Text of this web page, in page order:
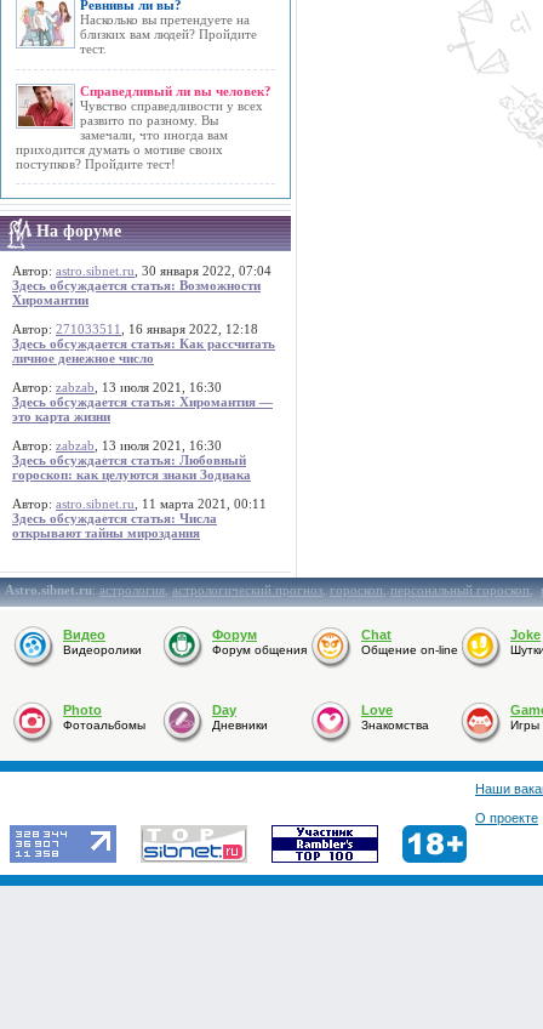
Ревнивы ли вы?
Насколько вы претендуете на
близких вам людей? Пройдите
тест.
Справедливый ли вы человек?
Чувство справедливости у всех
развито по разному. Вы
замечали, что иногда вам
приходится думать о мотиве своих
поступков? Пройдите тест!
На форуме
Автор: astro.sibnet.ru , 30 января 2022, 07:04
Здесь обсуждается статья: Возможности
Хиромантии
Автор: 271033511
, 16 января 2022, 12:18
Здесь обсуждается статья: Как рассчитать
личное денежное число
Автор: zabzab , 13 июля 2021, 16:30
Здесь обсуждается статья: Хиромантия —
это карта жизни
Автор: zabzab , 13 июля 2021, 16:30
Здесь обсуждается статья: Любовный
гороскоп: как целуются знаки Зодиака
Автор: astro.sibnet.ru , 11 марта 2021, 00:11
Здесь обсуждается статья: Числа
открывают тайны мироздания
Astro.sibnet.ru:астрология,астрологический прогноз,гороскоп,персональный гороскоп,
Видео
Видеоролики
Форум
Форум общения
Chat
Общение on-line
Joke
Photo
Фотоальбомы
Day
Дневники
Love
Знакомства Игры
Наши
О проекте